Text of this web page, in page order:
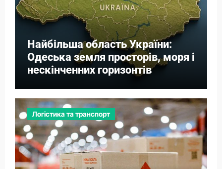
Найбільша область України:
Одеська земля просторів, моря і
нескінченних горизонтів
Логістика та транспорт